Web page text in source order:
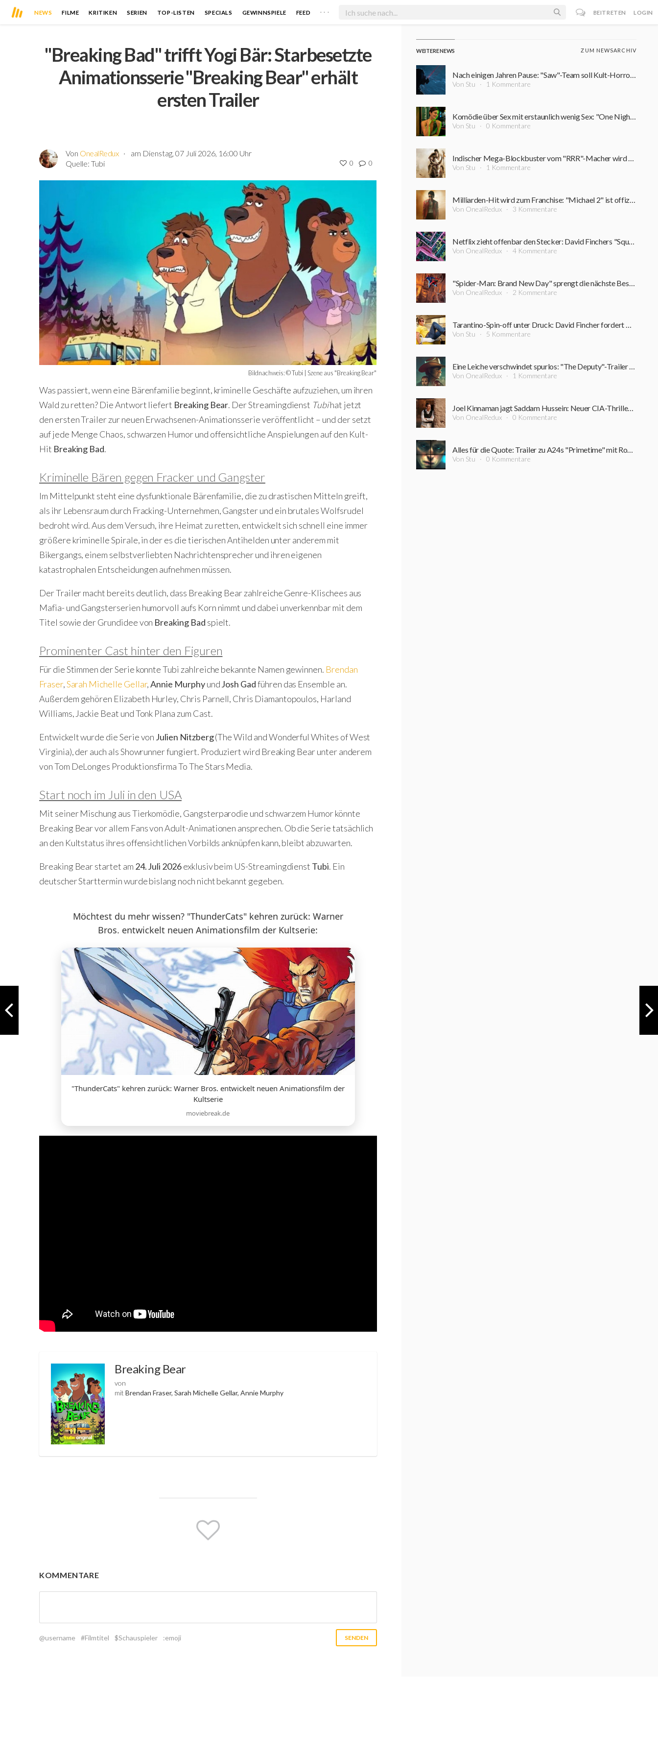
NEWS FILME KRITIKEN SERIEN TOP-LISTEN SPECIALS GEWINNSPIELE FEED . . . BEITRETEN LOGIN
"Breaking Bad" trifft Yogi Bär: Starbesetzte
Animationsserie "Breaking Bear" erhält
ersten Trailer
Von OnealRedux
am Dienstag, 07 Juli 2026, 16:00 Uhr
Quelle: Tubi 0 0
Bildnachweis: © Tubi | Szene aus "Breaking Bear"
Was passiert, wenn eine Bärenfamilie beginnt, kriminelle Geschäfte aufzuziehen, um ihren
Wald zu retten? Die Antwort liefert Breaking Bear. Der Streamingdienst Tubihat jetzt
den ersten Trailer zur neuen Erwachsenen-Animationsserie veröffentlicht – und der setzt
auf jede Menge Chaos, schwarzen Humor und offensichtliche Anspielungen auf den Kult-
Hit Breaking Bad.
Kriminelle Bären gegen Fracker und Gangster
Im Mittelpunkt steht eine dysfunktionale Bärenfamilie, die zu drastischen Mitteln greift,
als ihr Lebensraum durch Fracking-Unternehmen, Gangster und ein brutales Wolfsrudel
bedroht wird. Aus dem Versuch, ihre Heimat zu retten, entwickelt sich schnell eine immer
größere kriminelle Spirale, in der es die tierischen Antihelden unter anderem mit
Bikergangs, einem selbstverliebten Nachrichtensprecher und ihren eigenen
katastrophalen Entscheidungen aufnehmen müssen.
Der Trailer macht bereits deutlich, dass Breaking Bear zahlreiche Genre-Klischees aus
Mafia- und Gangsterserien humorvoll aufs Korn nimmt und dabei unverkennbar mit dem
Titel sowie der Grundidee von Breaking Bad spielt.
Prominenter Cast hinter den Figuren
Für die Stimmen der Serie konnte Tubi zahlreiche bekannte Namen gewinnen. Brendan
Fraser,Sarah Michelle Gellar,Annie MurphyundJosh Gadführen das Ensemble an.
Außerdem gehören Elizabeth Hurley, Chris Parnell, Chris Diamantopoulos, Harland
Williams, Jackie Beat und Tonk Plana zum Cast.
Entwickelt wurde die Serie von Julien Nitzberg(The Wild and Wonderful Whites of West
Virginia), der auch als Showrunner fungiert. Produziert wird Breaking Bear unter anderem
von Tom DeLonges Produktionsfirma To The Stars Media.
Start noch im Juli in den USA
Mit seiner Mischung aus Tierkomödie, Gangsterparodie und schwarzem Humor könnte
Breaking Bear vor allem Fans von Adult-Animationen ansprechen. Ob die Serie tatsächlich
an den Kultstatus ihres offensichtlichen Vorbilds anknüpfen kann, bleibt abzuwarten.
Breaking Bear startet am 24. Juli 2026exklusiv beim US-Streamingdienst Tubi. Ein
deutscher Starttermin wurde bislang noch nicht bekannt gegeben.
Möchtest du mehr wissen? "ThunderCats" kehren zurück: Warner
Bros. entwickelt neuen Animationsfilm der Kultserie:
"ThunderCats" kehren zurück: Warner Bros. entwickelt neuen Animationsfilm der
Kultserie
moviebreak.de
Breaking Bear
von
mit Brendan Fraser, Sarah Michelle Gellar, Annie Murphy
KOMMENTARE
@username #Filmtitel $Schauspieler :emoji
WEITERE NEWS ZUM NEWSARCHIV
Nach einigen Jahren Pause: "Saw"-Team soll Kult-Horrorfigur zurück auf die Leinwand bringen
Von Stu 1 Kommentare
Komödie über Sex mit erstaunlich wenig Sex: "One Night Only"-Regisseur erklärt entfernte Nacktszenen
Von Stu 0 Kommentare
Indischer Mega-Blockbuster vom "RRR"-Macher wird komplett für IMAX gedreht
Von Stu 1 Kommentare
Milliarden-Hit wird zum Franchise: "Michael 2" ist offiziell in Arbeit – erster Zeitplan steht
Von OnealRedux 3 Kommentare
Netflix zieht offenbar den Stecker: David Finchers "Squid Game"-Projekt steht vor dem Aus
Von OnealRedux 4 Kommentare
"Spider-Man: Brand New Day" sprengt die nächste Bestmarke: Diesen Kino-Rekord schaffte zuvor kein Film
Von OnealRedux 2 Kommentare
Tarantino-Spin-off unter Druck: David Fincher fordert Nachdrehs für 200-Millionen-Dollar-Film
Von Stu 5 Kommentare
Eine Leiche verschwindet spurlos: "The Deputy"-Trailer führt in einen Sumpf aus Korruption und Verbrechen
Von OnealRedux 1 Kommentare
Joel Kinnaman jagt Saddam Hussein: Neuer CIA-Thriller startet bereits im September
Von OnealRedux 0 Kommentare
Alles für die Quote: Trailer zu A24s "Primetime" mit Robert Pattinson ist online
Von Stu 0 Kommentare